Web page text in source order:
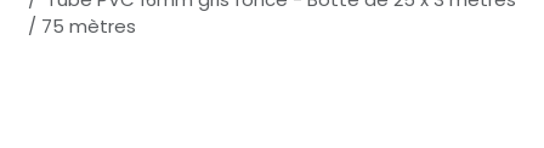
/ 75 mètres